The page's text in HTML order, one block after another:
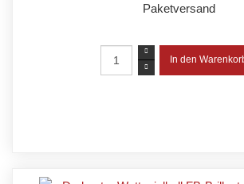
Paketversand